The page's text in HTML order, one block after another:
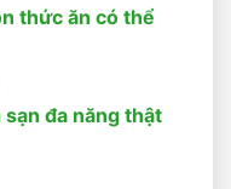
thức ăn có thể
đa năng thật